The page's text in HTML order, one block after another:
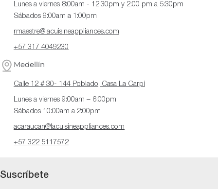
Lunes a viernes 8:00am - 12:30pm y 2:00 pm a 5:30pm
Sábados 9:00am a 1:00pm
rmaestre@lacuisineappliances.com
+57 317 4049230
Medellín
Calle 12 # 30- 144 Poblado, Casa La Carpi
Lunes a viernes 9:00am – 6:00pm
Sábados 10:00am a 2:00pm
acaraucan@lacuisineappliances.com
+57 322 5117572
Suscríbete